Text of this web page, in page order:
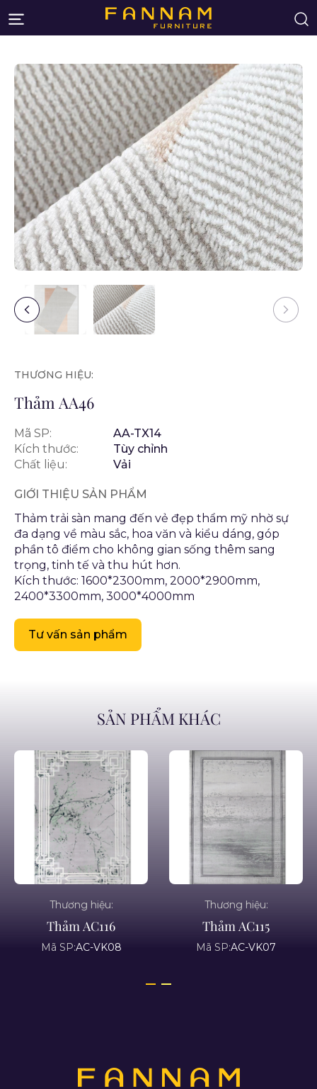
THƯƠNG HIỆU:
Thảm AA46
Mã SP:
AA-TX14
Kích thước:
Tùy chỉnh
Chất liệu:
Vải
GIỚI THIỆU SẢN PHẨM
Thảm trải sàn mang đến vẻ đẹp thẩm mỹ nhờ sự
đa dạng về màu sắc, hoa văn và kiểu dáng, góp
phần tô điểm cho không gian sống thêm sang
trọng, tinh tế và thu hút hơn.
Kích thước: 1600*2300mm, 2000*2900mm,
2400*3300mm, 3000*4000mm
Tư vấn sản phẩm
SẢN PHẨM KHÁC
Thương hiệu:
Thảm AC116
Mã SP:AC-VK08
Thương hiệu:
Thảm AC115
Mã SP:AC-VK07